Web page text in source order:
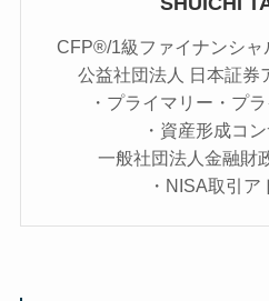
CFP®/1級ファイナンシャ
公益社団法人 日本証券
・プライマリー・プ
・資産形成コ
一般社団法人金融財
・NISA取引ア